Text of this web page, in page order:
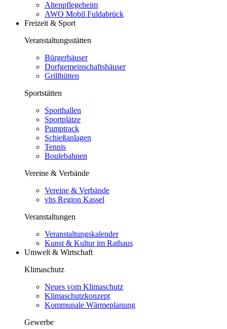
Altenpflegeheim
AWO Mobil Fuldabrück
Freizeit & Sport
Veranstaltungsstätten
Bürgerhäuser
Dorfgemeinschaftshäuser
Grillhütten
Sportstätten
Sporthallen
Sportplätze
Pumptrack
Schießanlagen
Tennis
Boulebahnen
Vereine & Verbände
Vereine & Verbände
vhs Region Kassel
Veranstaltungen
Veranstaltungskalender
Kunst & Kultur im Rathaus
Umwelt & Wirtschaft
Klimaschutz
Neues vom Klimaschutz
Klimaschutzkonzept
Kommunale Wärmeplanung
Gewerbe